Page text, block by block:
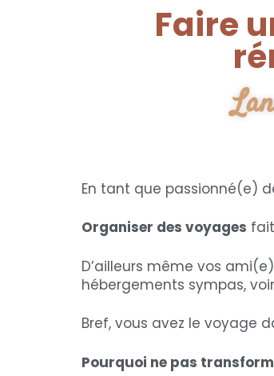
Faire
En tant que passionné(e)
Organiser des voyages
D’ailleurs même vos
hébergements sympas,
Bref, vous avez le voyage
Pourquoi ne pas